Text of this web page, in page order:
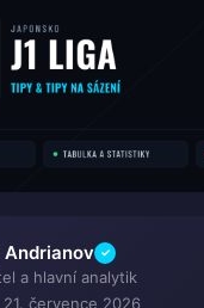
✓
a hlavní analytik
21. července 2026